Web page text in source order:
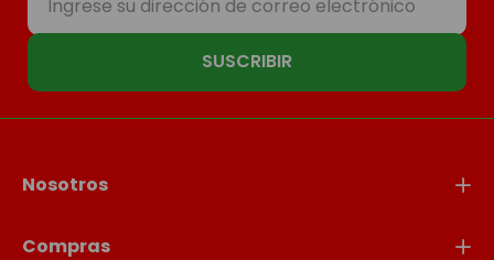
SUSCRIBIR
Nosotros
Compras